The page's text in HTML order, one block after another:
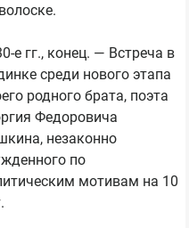
е гг., конец. — Встреча в
среди нового этапа
родного брата, поэта
Федоровича
незаконно
по
мотивам на 10